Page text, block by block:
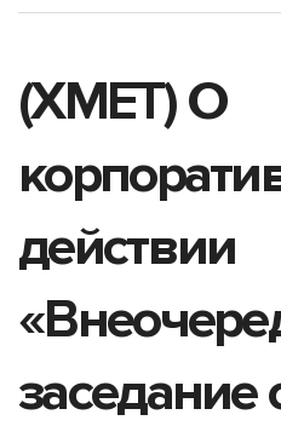
(XMET) О
действии
заседание